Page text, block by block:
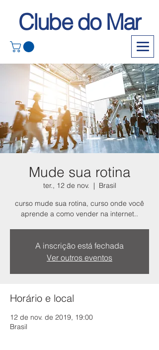
Clube do Mar
Mude sua rotina
ter., 12 de nov.
  |
Brasil
curso mude sua rotina, curso onde você
aprende a como vender na internet..
A inscrição está fechada
Ver outros eventos
Horário e local
12 de nov. de 2019, 19:00
Brasil